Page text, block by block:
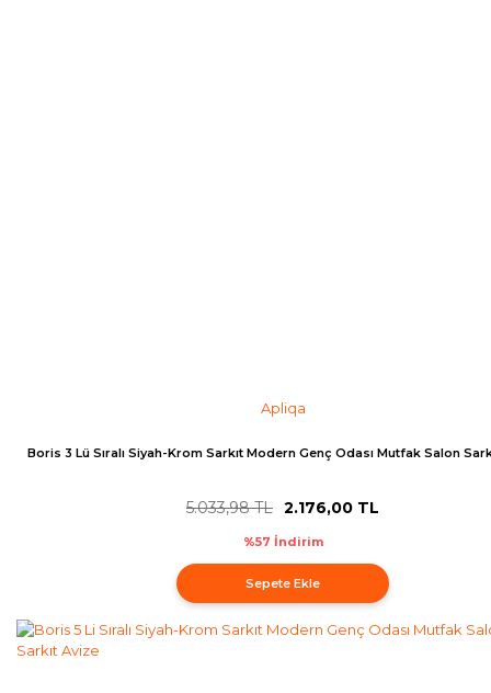
Apliqa
Boris 3 Lü Sıralı Siyah-Krom Sarkıt Modern Genç Odası Mutfak Salon
5.033,98 TL 2.176,00 TL
%57 İndirim
Sepete Ekle